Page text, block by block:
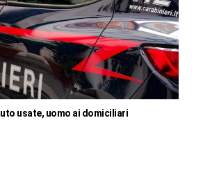
usate, uomo ai domiciliari